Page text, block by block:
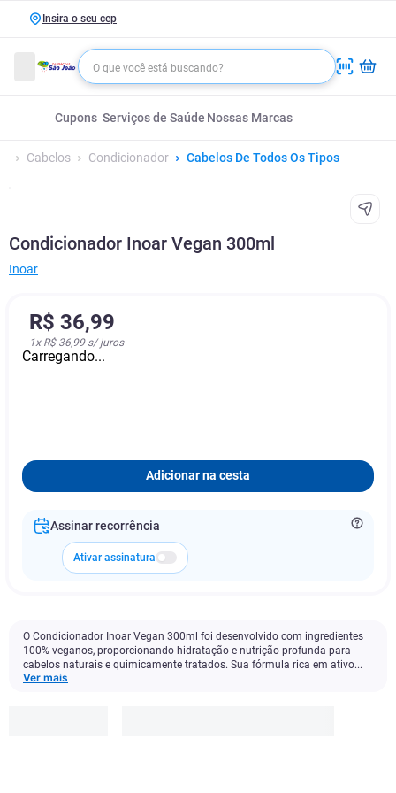
Insira o seu cep
Cupons Serviços de Saúde Nossas Marcas
Cabelos Condicionador Cabelos De Todos Os Tipos
Condicionador Inoar Vegan 300ml
Inoar
R$ 36,99
1x R$ 36,99s/ juros
Carregando...
Adicionar na cesta
Assinar recorrência
Ativar assinatura
O Condicionador Inoar Vegan 300ml foi desenvolvido com ingredientes
100% veganos, proporcionando hidratação e nutrição profunda para
cabelos naturais e quimicamente tratados. Sua fórmula rica em ativo...
Ver mais